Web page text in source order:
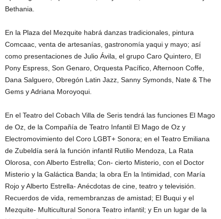
Bethania.
En la Plaza del Mezquite habrá danzas tradicionales, pintura
Comcaac, venta de artesanías, gastronomía yaqui y mayo; así
como presentaciones de Julio Ávila, el grupo Caro Quintero, El
Pony Espress, Son Genaro, Orquesta Pacífico, Afternoon Coffe,
Dana Salguero, Obregón Latin Jazz, Sanny Symonds, Nate & The
Gems y Adriana Moroyoqui.
En el Teatro del Cobaсh Villa de Seris tendrá las funciones El Mago
de Oz, de la Compañía de Teatro Infantil El Mago de Oz y
Electromovimiento del Coro LGBT+ Sonora; en el Teatro Emiliana
de Zubeldía será la función infantil Rutilio Mendoza, La Rata
Olorosa, con Alberto Estrella; Con- cierto Misterio, con el Doctor
Misterio y la Galáctica Banda; la obra En la Intimidad, con María
Rojo y Alberto Estrella- Anécdotas de cine, teatro y televisión.
Recuerdos de vida, remembranzas de amistad; El Buqui y el
Mezquite- Multicultural Sonora Teatro infantil; y En un lugar de la